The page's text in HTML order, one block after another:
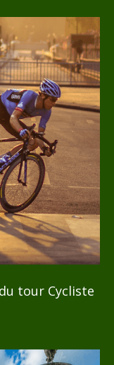
tour Cycliste